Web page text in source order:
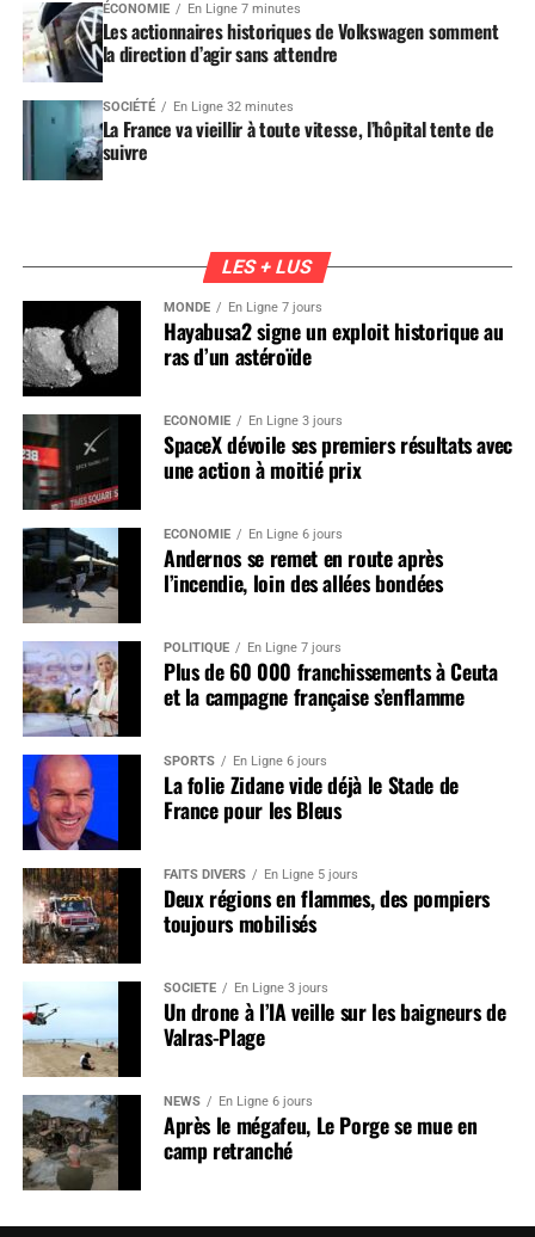
ÉCONOMIE En Ligne 7 minutes
Les actionnaires historiques de Volkswagen somment
la direction d’agir sans attendre
SOCIÉTÉ En Ligne 32 minutes
La France va vieillir à toute vitesse, l’hôpital tente de
suivre
LES + LUS
MONDE En Ligne 7 jours
Hayabusa2 signe un exploit historique au
ras d’un astéroïde
ÉCONOMIE En Ligne 3 jours
SpaceX dévoile ses premiers résultats avec
une action à moitié prix
ÉCONOMIE En Ligne 6 jours
Andernos se remet en route après
l’incendie, loin des allées bondées
POLITIQUE En Ligne 7 jours
Plus de 60 000 franchissements à Ceuta
et la campagne française s’enflamme
SPORTS En Ligne 6 jours
La folie Zidane vide déjà le Stade de
France pour les Bleus
FAITS DIVERS En Ligne 5 jours
Deux régions en flammes, des pompiers
toujours mobilisés
SOCIÉTÉ En Ligne 3 jours
Un drone à l’IA veille sur les baigneurs de
Valras-Plage
NEWS En Ligne 6 jours
Après le mégafeu, Le Porge se mue en
camp retranché